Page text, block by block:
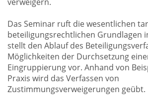
Das Seminar ruft die wesentlichen
beteiligungsrechtlichen Grundlagen
stellt den Ablauf des
Möglichkeiten der Durchsetzung
Eingruppierung vor. Anhand von
Praxis wird das Verfassen von
Zustimmungsverweigerungen geübt.